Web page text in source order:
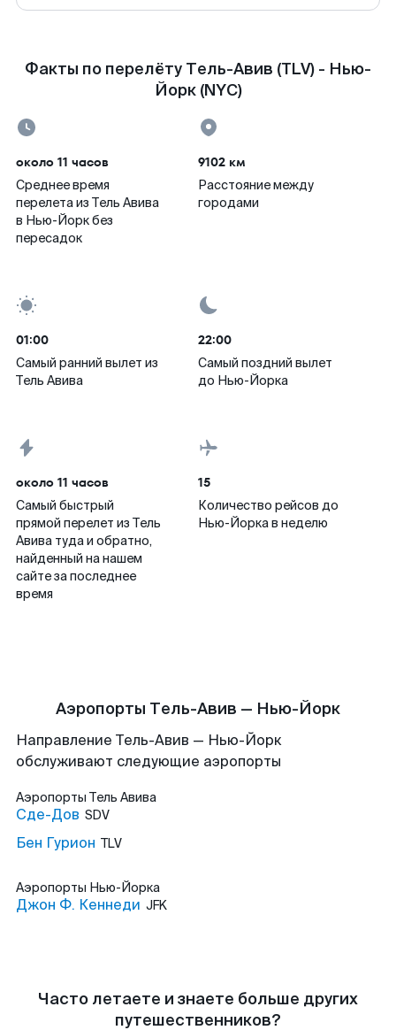
Факты по перелёту Тель-Авив (TLV) - Нью-
Йорк (NYC)
около 11 часов
Среднее время
перелета из Тель Авива
в Нью-Йорк без
пересадок
9102 км
Расстояние между
городами
01:00
Самый ранний вылет из
Тель Авива
22:00
Самый поздний вылет
до Нью-Йорка
около 11 часов
Самый быстрый
прямой перелет из Тель
Авива туда и обратно,
найденный на нашем
сайте за последнее
время
15
Количество рейсов до
Нью-Йорка в неделю
Аэропорты Тель-Авив — Нью-Йорк
Направление Тель-Авив — Нью-Йорк
обслуживают следующие аэропорты
Аэропорты Тель Авива
Сде-Дов SDV
Бен Гурион TLV
Аэропорты Нью-Йорка
Джон Ф. Кеннеди JFK
Часто летаете и знаете больше других
путешественников?